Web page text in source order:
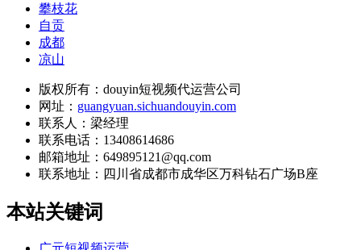
攀枝花
自贡
成都
凉山
版权所有：douyin短视频代运营公司
网址： guangyuan.sichuandouyin.com
联系人：梁经理
联系电话：13408614686
邮箱地址：649895121@qq.com
联系地址： 四川省成都市成华区万科钻石广场B座
本站关键词